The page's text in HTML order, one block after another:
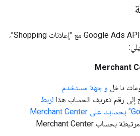
قبل أن تتمكّن من استخدام Google Ads API مع "إعلانات Shopping"،
داخل واجهة مستخدم
إلى رقم تعريف الحساب هذا لربط
مرتبطة بحساب Merchant Center.